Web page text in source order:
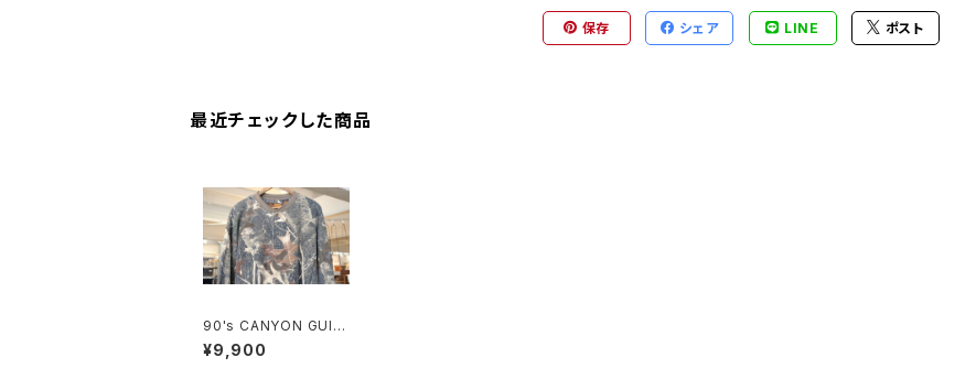
保存 シェア LINE ポスト
最近チェックした商品
90's CANYON GUID
E real-camouflage
henley-neck Therm
¥9,900